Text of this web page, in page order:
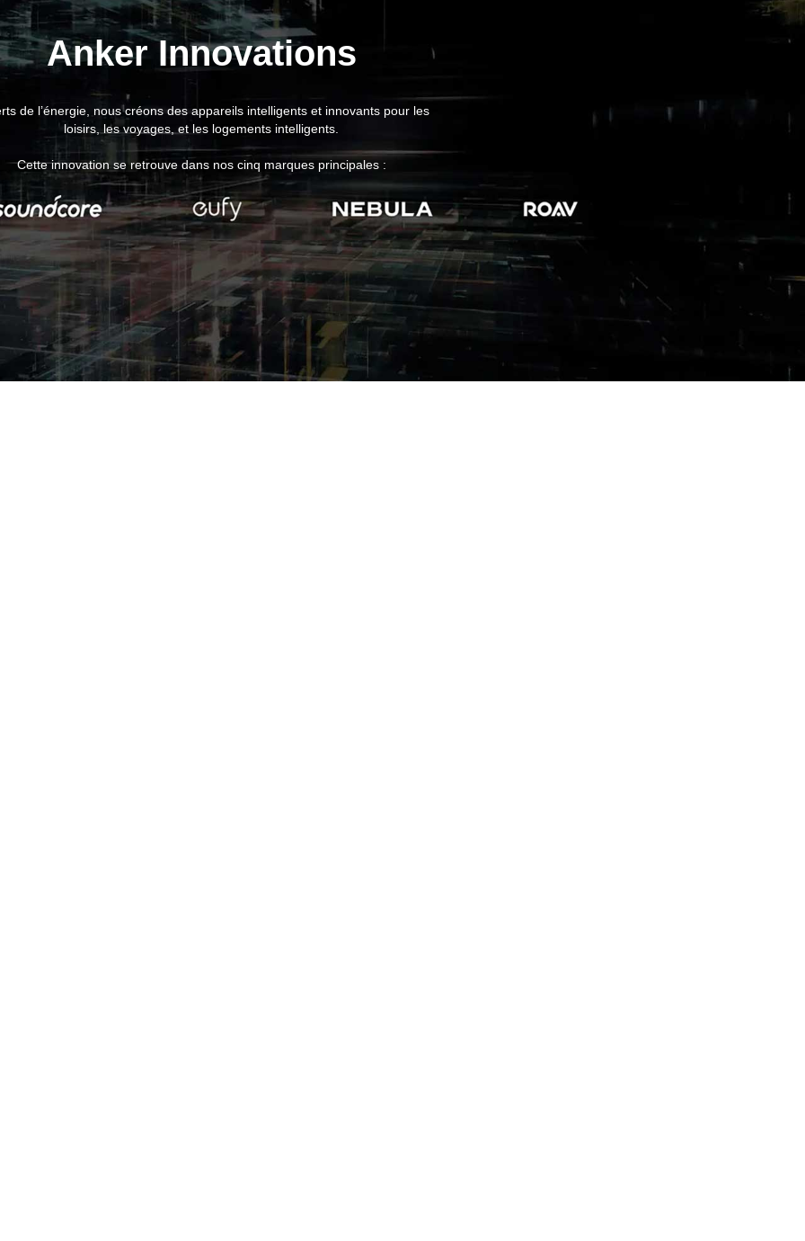
Anker Innovations
de l’énergie, nous créons des appareils intelligents et innovants pour les
loisirs, les voyages, et les logements intelligents.
Cette innovation se retrouve dans nos cinq marques principales :